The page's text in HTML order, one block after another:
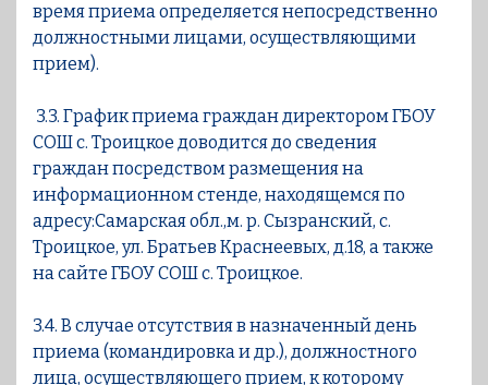
время приема определяется непосредственно
должностными лицами, осуществляющими
прием).
3.3. График приема граждан директором ГБОУ
СОШ с. Троицкое доводится до сведения
граждан посредством размещения на
информационном стенде, находящемся по
адресу:Самарская обл.,м. р. Сызранский, с.
Троицкое, ул. Братьев Краснеевых, д.18, а также
на сайте ГБОУ СОШ с. Троицкое.
3.4. В случае отсутствия в назначенный день
приема (командировка и др.), должностного
лица, осуществляющего прием, к которому